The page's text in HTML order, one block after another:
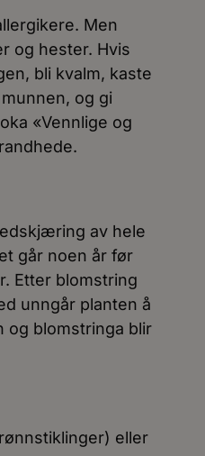
Men
og hester. Hvis
bli kvalm, kaste
og gi
«Vennlige og
av hele
går noen år før
Etter blomstring
unngår planten å
og blomstringa blir
eller